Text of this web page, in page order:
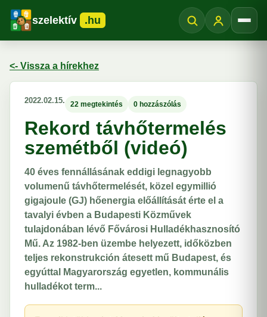
szelektív .hu
<- Vissza a hírekhez
2022.02.15. 22 megtekintés 0 hozzászólás
Rekord távhőtermelés
szemétből (videó)
40 éves fennállásának eddigi legnagyobb
volumenű távhőtermelését, közel egymillió
gigajoule (GJ) hőenergia előállítását érte el a
tavalyi évben a Budapesti Közművek
tulajdonában lévő Fővárosi Hulladékhasznosító
Mű. Az 1982-ben üzembe helyezett, időközben
teljes rekonstrukción átesett mű Budapest, és
egyúttal Magyarország egyetlen, kommunális
hulladékot term...